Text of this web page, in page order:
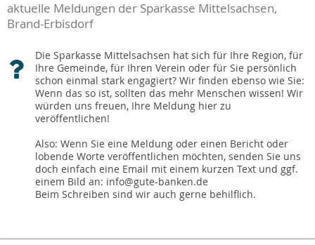
aktuelle Meldungen der Sparkasse Mittelsachsen,
Brand-Erbisdorf
Die Sparkasse Mittelsachsen hat sich für Ihre Region, für
Ihre Gemeinde, für Ihren Verein oder für Sie persönlich
schon einmal stark engagiert? Wir finden ebenso wie Sie:
Wenn das so ist, sollten das mehr Menschen wissen! Wir
würden uns freuen, Ihre Meldung hier zu
veröffentlichen!
Also: Wenn Sie eine Meldung oder einen Bericht oder
lobende Worte veröffentlichen möchten, senden Sie uns
doch einfach eine Email mit einem kurzen Text und ggf.
einem Bild an: info@gute-banken.de
Beim Schreiben sind wir auch gerne behilflich.